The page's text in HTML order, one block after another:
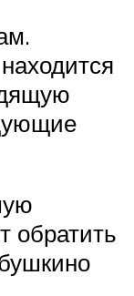
обратить